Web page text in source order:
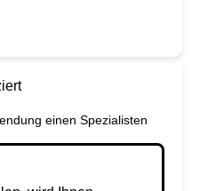
einen Spezialisten